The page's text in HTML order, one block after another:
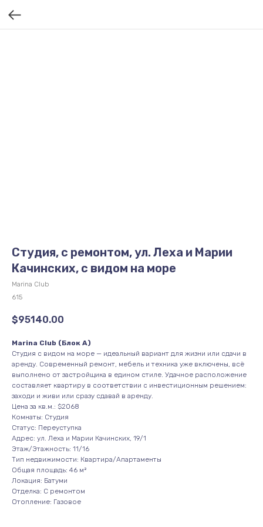
Студия, с ремонтом, ул. Леха и Марии
Качинских, с видом на море
Marina Club
615
$95140.00
Marina Club (Блок А)
Студия с видом на море — идеальный вариант для жизни или сдачи в
аренду. Современный ремонт, мебель и техника уже включены, всё
выполнено от застройщика в едином стиле. Удачное расположение
составляет квартиру в соответствии с инвестиционным решением:
заходи и живи или сразу сдавай в аренду.
Цена за кв.м.: $2068
Комнаты: Студия
Статус: Переуступка
Адрес: ул. Леха и Марии Качинских, 19/1
Этаж/Этажность: 11/16
Тип недвижимости: Квартира/Апартаменты
Общая площадь: 46 м²
Локация: Батуми
Отделка: С ремонтом
Отопление: Газовое